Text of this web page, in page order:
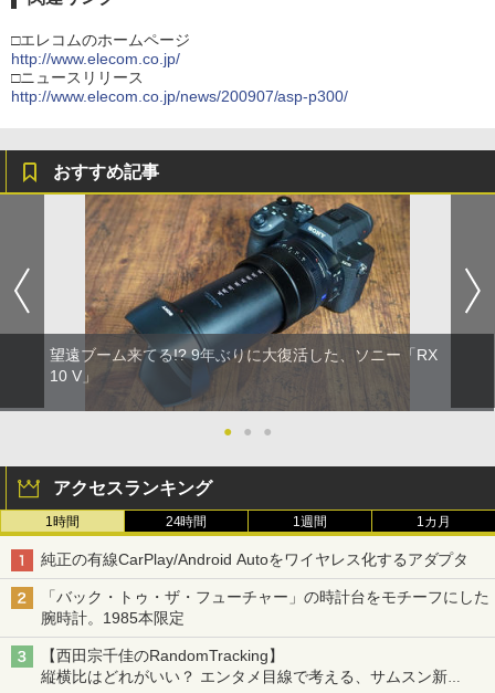
□エレコムのホームページ
http://www.elecom.co.jp/
□ニュースリリース
http://www.elecom.co.jp/news/200907/asp-p300/
おすすめ記事
望遠ブーム来てる!? 9年ぶりに大復活した、ソニー「RX
10 V」
● ● ●
アクセスランキング
1時間 24時間 1週間 1カ月
純正の有線CarPlay/Android Autoをワイヤレス化するアダプタ
「バック・トゥ・ザ・フューチャー」の時計台をモチーフにした
腕時計。1985本限定
【西田宗千佳のRandomTracking】
縦横比はどれがいい？ エンタメ目線で考える、サムスン新